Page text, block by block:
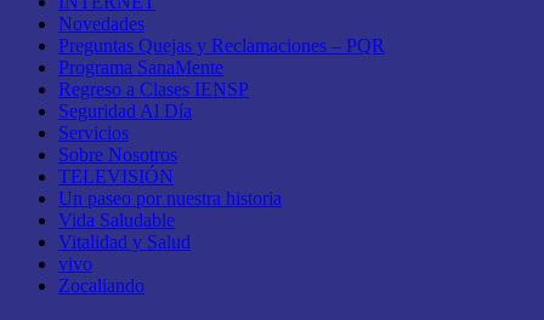
Novedades
Preguntas Quejas y Reclamaciones – PQR
Programa SanaMente
Regreso a Clases IENSP
Seguridad Al Día
Servicios
Sobre Nosotros
TELEVISIÓN
Un paseo por nuestra historia
Vida Saludable
Vitalidad y Salud
vivo
Zocaliando